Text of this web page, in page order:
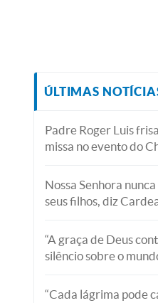
ÚLTIMAS
Padre Roger Luis
missa no evento do
Nossa Senhora
seus filhos, diz
“A graça de Deus
silêncio sobre o
“Cada lágrima pode